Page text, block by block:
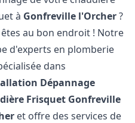
à Gonfreville l'Orcher?
au bon endroit ! Notre
d'experts en plomberie
dans
Dépannage
Frisquet Gonfreville
et offre des services de